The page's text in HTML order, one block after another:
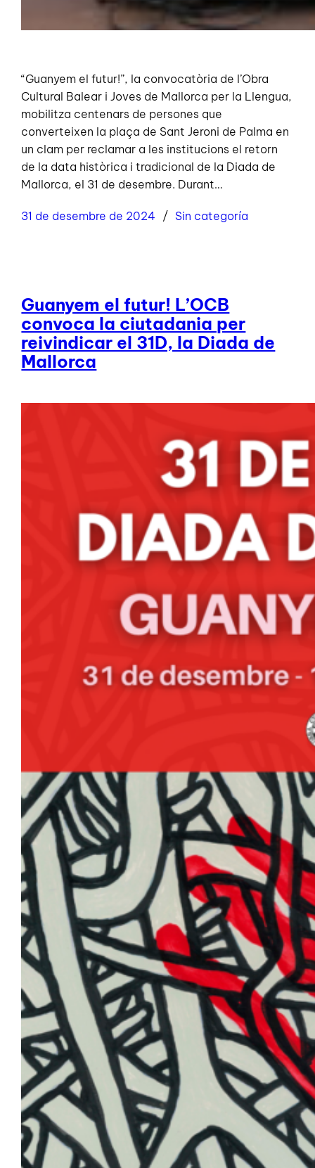
“Guanyem el futur!”, la convocatòria de l’Obra
Cultural Balear i Joves de Mallorca per la Llengua,
mobilitza centenars de persones que
converteixen la plaça de Sant Jeroni de Palma en
un clam per reclamar a les institucions el retorn
de la data històrica i tradicional de la Diada de
Mallorca, el 31 de desembre. Durant…
31 de desembre de 2024 Sin categoría
Guanyem el futur! L’OCB
convoca la ciutadania per
reivindicar el 31D, la Diada de
Mallorca